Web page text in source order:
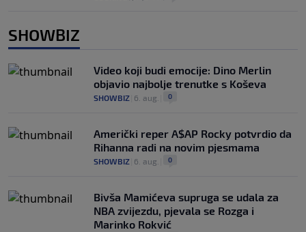
SHOWBIZ
Video koji budi emocije: Dino Merlin
objavio najbolje trenutke s Koševa
SHOWBIZ 6. aug. 0
Američki reper A$AP Rocky potvrdio da
Rihanna radi na novim pjesmama
SHOWBIZ 6. aug. 0
Bivša Mamićeva supruga se udala za
NBA zvijezdu, pjevala se Rozga i
Marinko Rokvić